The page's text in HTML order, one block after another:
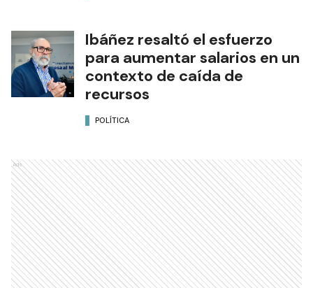
Ibáñez resaltó el esfuerzo
para aumentar salarios en un
contexto de caída de
recursos
POLÍTICA
Ads